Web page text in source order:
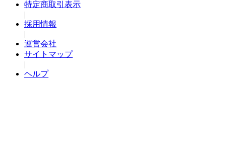
特定商取引表示
|
採用情報
|
運営会社
サイトマップ
|
ヘルプ